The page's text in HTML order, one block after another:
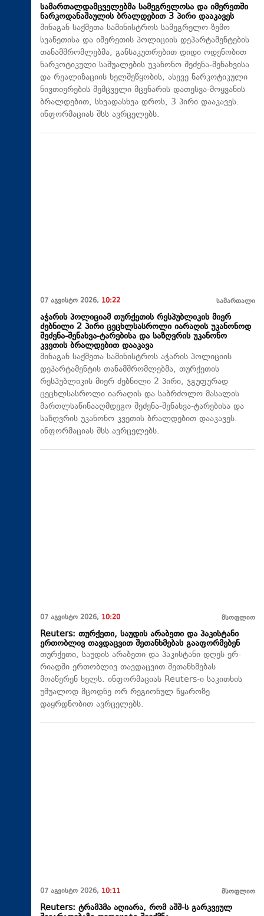
სამართალდამცველებმა სამეგრელოსა და იმერეთში
ნარკოდანაშაულის ბრალდებით 3 პირი დააკავეს
შინაგან საქმეთა სამინისტროს სამეგრელო-ზემო
სვანეთისა და იმერეთის პოლიციის დეპარტამენტების
თანამშრომლებმა, განსაკუთრებით დიდი ოდენობით
ნარკოტიკული საშუალების უკანონო შეძენა-შენახვისა
და რეალიზაციის ხელშეწყობის, ასევე ნარკოტიკული
ნივთიერების შემცველი მცენარის დათესვა-მოყვანის
ბრალდებით, სხვადასხვა დროს, 3 პირი დააკავეს.
ინფორმაციას შსს ავრცელებს.
07 აგვისტო 2026, 10:22 სამართალი
აჭარის პოლიციამ თურქეთის რესპუბლიკის მიერ
ძებნილი 2 პირი ცეცხლსასროლი იარაღის უკანონოდ
შეძენა-შენახვა-ტარებისა და საზღვრის უკანონო
კვეთის ბრალდებით დააკავა
შინაგან საქმეთა სამინისტროს აჭარის პოლიციის
დეპარტამენტის თანამშრომლებმა, თურქეთის
რესპუბლიკის მიერ ძებნილი 2 პირი, ჯგუფურად
ცეცხლსასროლი იარაღის და საბრძოლო მასალის
მართლსაწინააღმდეგო შეძენა-შენახვა-ტარებისა და
საზღვრის უკანონო კვეთის ბრალდებით დააკავეს.
ინფორმაციას შსს ავრცელებს.
07 აგვისტო 2026, 10:20 მსოფლიო
Reuters: თურქეთი, საუდის არაბეთი და პაკისტანი
ერთობლივ თავდაცვით შეთანხმებას გააფორმებენ
თურქეთი, საუდის არაბეთი და პაკისტანი დღეს ერ-
რიადში ერთობლივ თავდაცვით შეთანხმებას
მოაწერენ ხელს. ინფორმაციას Reuters-ი საკითხის
უშუალოდ მცოდნე ორ რეგიონულ წყაროზე
დაყრდნობით ავრცელებს.
07 აგვისტო 2026, 10:11 მსოფლიო
Reuters: ტრამპმა აღიარა, რომ აშშ-ს გარკვეულ